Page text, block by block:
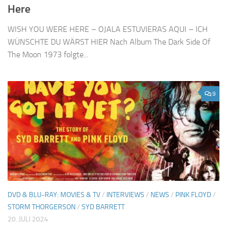
Here
WISH YOU WERE HERE – OJALA ESTUVIERAS AQUI – ICH
WÜNSCHTE DU WÄRST HIER Nach Album The Dark Side Of
The Moon 1973 folgte...
9
DVD & BLU-RAY: MOVIES & TV/ INTERVIEWS / NEWS / PINK FLOYD/
STORM THORGERSON/ SYD BARRETT
20. JULI 2024